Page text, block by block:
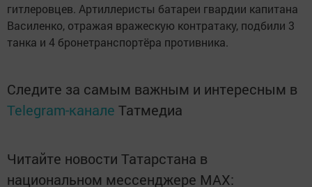
гитлеровцев. Артиллеристы батареи гвардии капитана
Василенко, отражая вражескую контратаку, подбили 3
танка и 4 бронетранспортёра противника.
Следите за самым важным и интересным в
Telegram-канале Татмедиа
Читайте новости Татарстана в
национальном мессенджере MАХ: